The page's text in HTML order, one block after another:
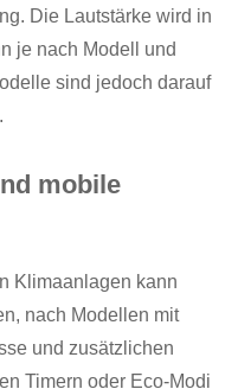
Die Lautstärke wird in
je nach Modell und
sind jedoch darauf
mobile
Klimaanlagen kann
nach Modellen mit
und zusätzlichen
Timern oder Eco-Modi